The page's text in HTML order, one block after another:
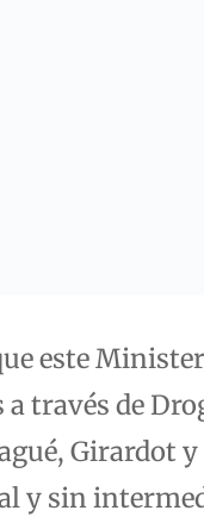
este
través de
Girardot
y sin